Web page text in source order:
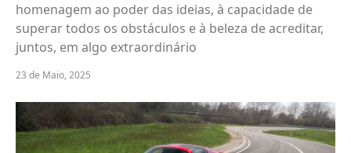
homenagem ao poder das ideias, à capacidade de
superar todos os obstáculos e à beleza de acreditar,
juntos, em algo extraordinário
23 de Maio, 2025